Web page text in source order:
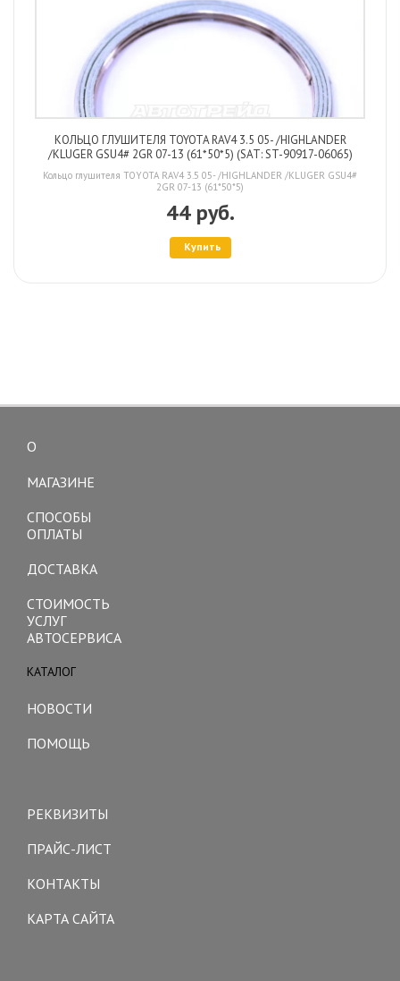
КОЛЬЦО ГЛУШИТЕЛЯ TOYOTA RAV4 3.5 05- /HIGHLANDER
/KLUGER GSU4# 2GR 07-13 (61*50*5) (SAT: ST-90917-06065)
Кольцо глушителя TOYOTA RAV4 3.5 05- /HIGHLANDER /KLUGER GSU4#
2GR 07-13 (61*50*5)
44 руб.
Купить
О
МАГАЗИНЕ
СПОСОБЫ
ОПЛАТЫ
ДОСТАВКА
СТОИМОСТЬ
УСЛУГ
АВТОСЕРВИСА
КАТАЛОГ
НОВОСТИ
ПОМОЩЬ
РЕКВИЗИТЫ
ПРАЙС-ЛИСТ
КОНТАКТЫ
КАРТА САЙТА